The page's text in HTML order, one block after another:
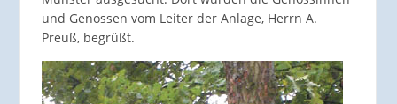
und Genossen vom Leiter der Anlage, Herrn A.
Preuß, begrüßt.